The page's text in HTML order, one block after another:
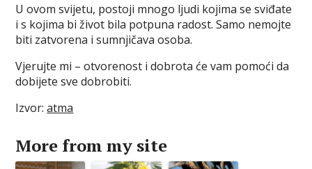
U ovom svijetu, postoji mnogo ljudi kojima se sviđate
i s kojima bi život bila potpuna radost. Samo nemojte
biti zatvorena i sumnjičava osoba.
Vjerujte mi – otvorenost i dobrota će vam pomoći da
dobijete sve dobrobiti.
Izvor:atma
More from my site